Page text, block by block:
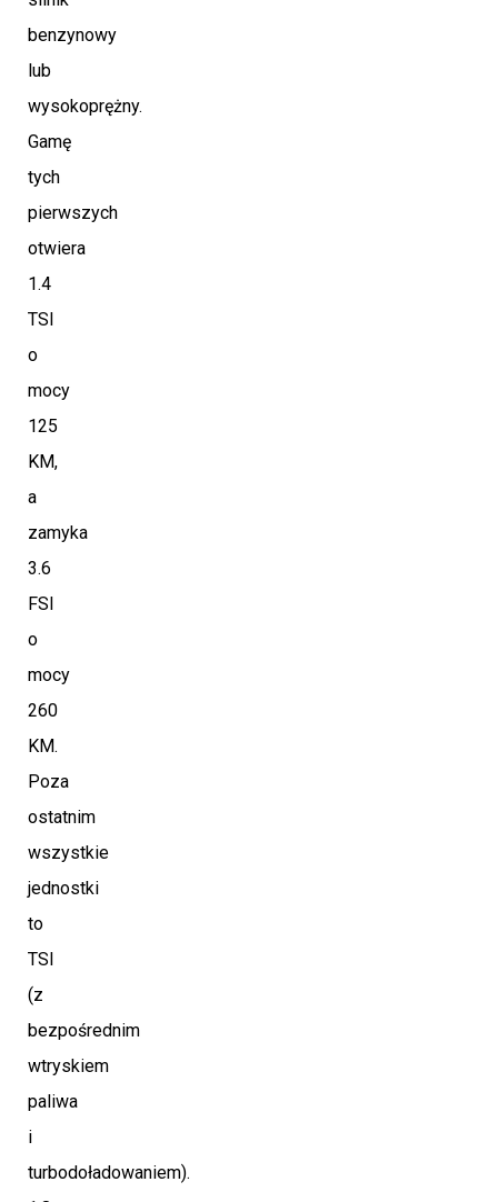
benzynowy
lub
wysokoprężny.
Gamę
tych
pierwszych
otwiera
1.4
TSI
o
mocy
125
KM,
a
zamyka
3.6
FSI
o
mocy
260
KM.
Poza
ostatnim
wszystkie
jednostki
to
TSI
(z
bezpośrednim
wtryskiem
paliwa
i
turbodoładowaniem).